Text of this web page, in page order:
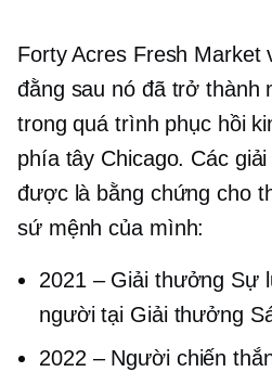
Forty Acres Fresh Market
đằng sau nó đã trở thành
trong quá trình phục hồi
phía tây Chicago. Các
được là bằng chứng cho
sứ mệnh của mình:
2021 –Giải thưởng Sự
người tại Giải thưởng
2022 –Người chiến